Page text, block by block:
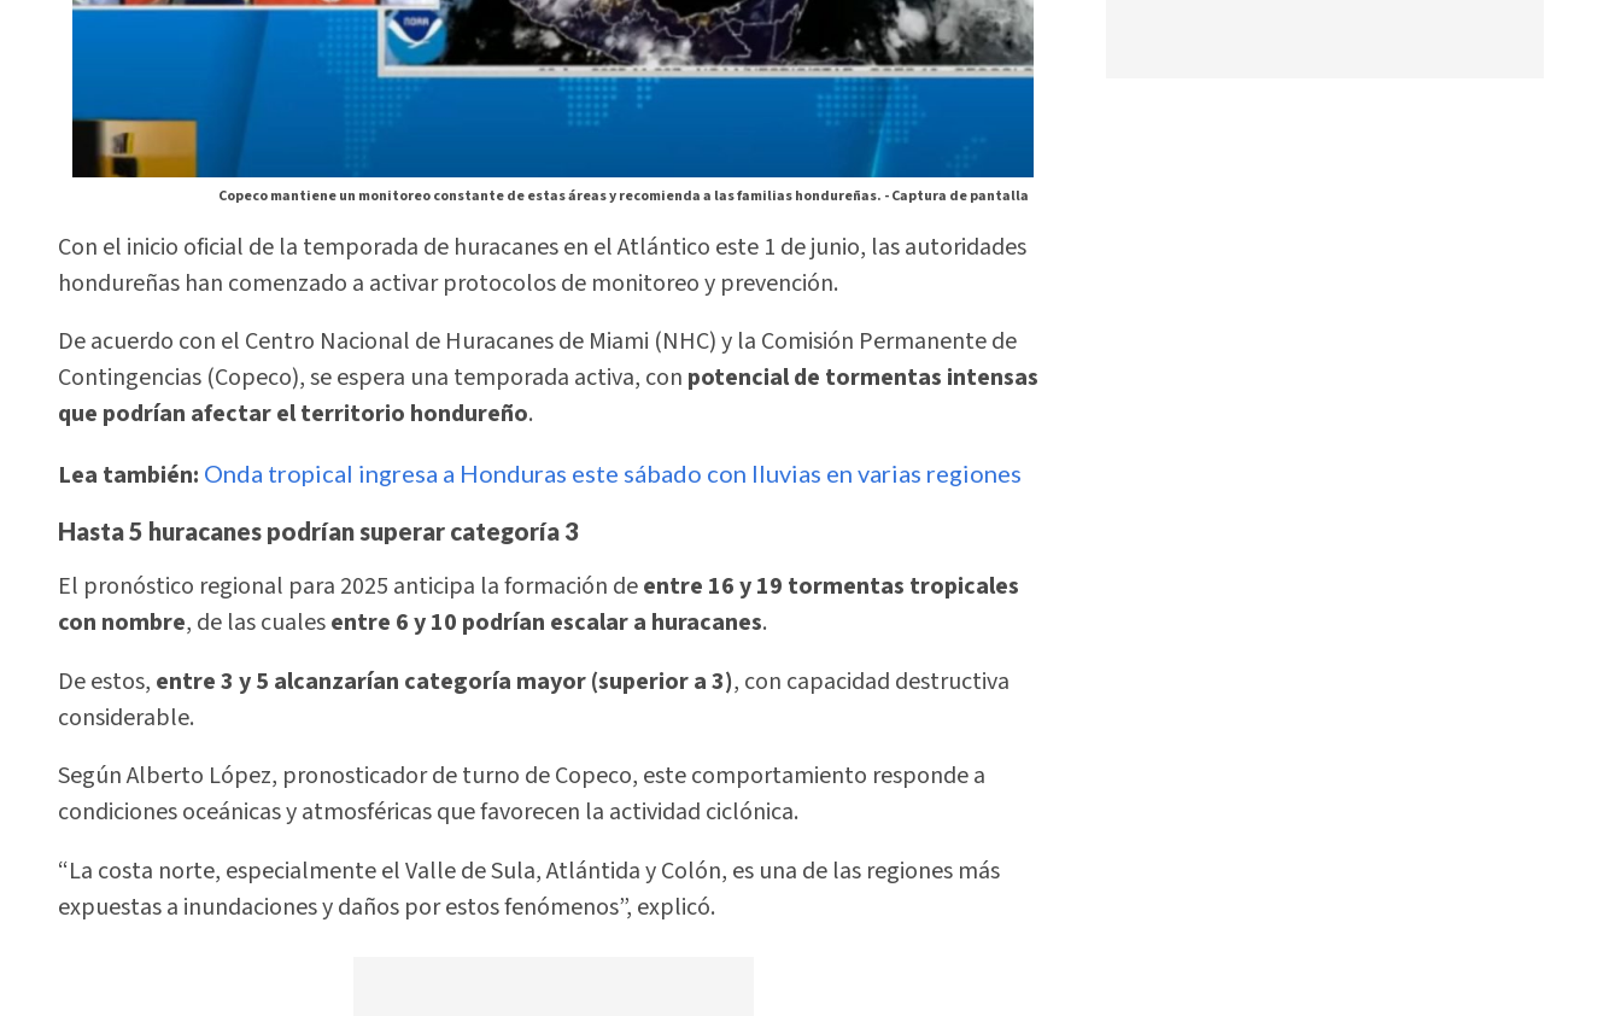
Copeco mantiene un monitoreo constante de estas áreas y recomienda a las familias hondureñas. -Captura de pantalla
Con el inicio oficial de la temporada de huracanes en el Atlántico este 1 de junio, las autoridades
hondureñas han comenzado a activar protocolos de monitoreo y prevención.
De acuerdo con el Centro Nacional de Huracanes de Miami (NHC) y la Comisión Permanente de
Contingencias (Copeco), se espera una temporada activa, con potencial de tormentas intensas
que podrían afectar el territorio hondureño.
Lea también: Onda tropical ingresa a Honduras este sábado con lluvias en varias regiones
Hasta 5 huracanes podrían superar categoría 3
El pronóstico regional para 2025 anticipa la formación deentre 16 y 19 tormentas tropicales
con nombre, de las cualesentre 6 y 10 podrían escalar a huracanes.
De estos, entre 3 y 5 alcanzarían categoría mayor (superior a 3), con capacidad destructiva
considerable.
Según Alberto López, pronosticador de turno de Copeco, este comportamiento responde a
condiciones oceánicas y atmosféricas que favorecen la actividad ciclónica.
“La costa norte, especialmente el Valle de Sula, Atlántida y Colón, es una de las regiones más
expuestas a inundaciones y daños por estos fenómenos”, explicó.